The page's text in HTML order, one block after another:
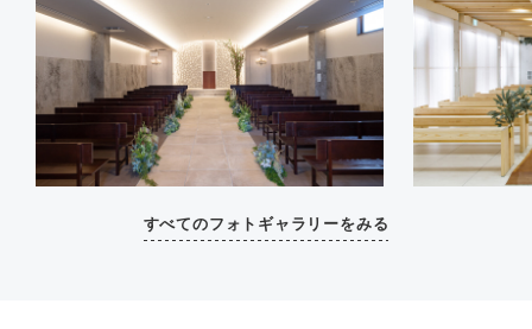
すべてのフォトギャラリーをみる